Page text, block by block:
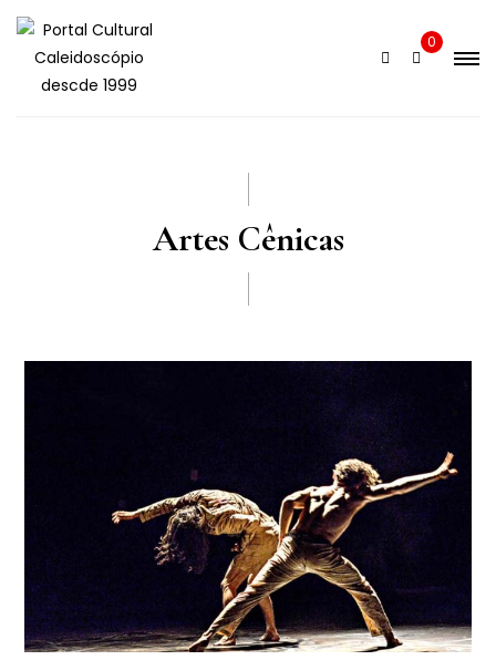
0
Artes Cênicas